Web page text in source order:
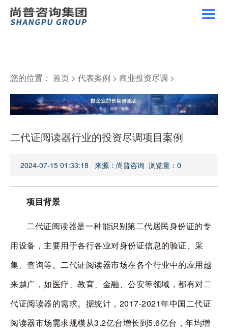
您的位置： 首页 > 代表案例 > 商业投资尽调 >
二代证阅读器行业的投资尽调项目案例
2024-07-15 01:33:18 来源：尚普咨询 浏览量： 0
项目背景
二代证阅读器是一种能识别第二代居民身份证的专
用设备，主要用于各行各业对身份证信息的验证、采
集、查询等。二代证阅读器市场在各个行业中的应用越
来越广，如医疗、教育、金融、公安等领域，都有对二
代证阅读器的需求。据统计， 2017-2021年中国二代证
阅读器市场需求规模从3.2亿台增长到5.6亿台，年均增